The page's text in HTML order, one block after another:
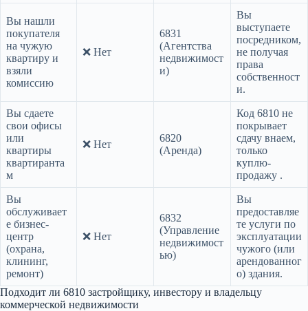
Вы нашли
покупателя
на чужую
квартиру и
взяли
комиссию
❌ Нет
6831
(Агентства
недвижимост
и)
Вы
выступаете
посредником,
не получая
права
собственност
и.
Вы сдаете
свои офисы
или
квартиры
квартиранта
м
❌ Нет
6820
(Аренда)
Код 6810 не
покрывает
сдачу внаем,
только
куплю-
продажу .
Вы
обслуживает
е бизнес-
центр
(охрана,
клининг,
ремонт)
❌ Нет
6832
(Управление
недвижимост
ью)
Вы
предоставляе
те услуги по
эксплуатации
чужого (или
арендованног
о) здания.
Подходит ли 6810 застройщику, инвестору и владельцу
коммерческой недвижимости